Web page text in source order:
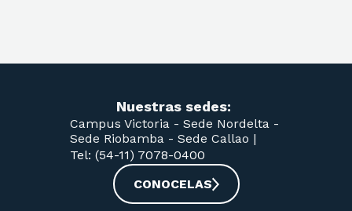
Nuestras sedes:
Campus Victoria - Sede Nordelta -
Sede Riobamba - Sede Callao |
Tel: (54-11) 7078-0400
CONOCELAS